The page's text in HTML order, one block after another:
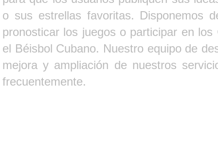
o sus estrellas favoritas. Disponemos
pronosticar los juegos o participar en
el Béisbol Cubano. Nuestro equipo de
mejora y ampliación de nuestros
frecuentemente.